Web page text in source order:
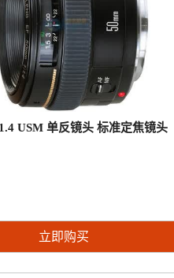
USM 单反镜头 标准定焦镜头
立即购买